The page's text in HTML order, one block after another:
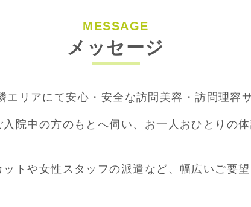
MESSAGE
メッセージ
リアにて安心・安全な訪問美容・訪問理容
院中の方のもとへ伺い、お一人おひとりの
トや女性スタッフの派遣など、幅広いご要